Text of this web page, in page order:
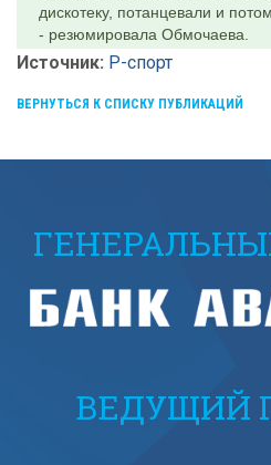
дискотеку, потанцевали и
- резюмировала Обмочаева.
Источник: Р-спорт
ВЕРНУТЬСЯ К СПИСКУ ПУБЛИКАЦИЙ
ВЕДУЩИЙ